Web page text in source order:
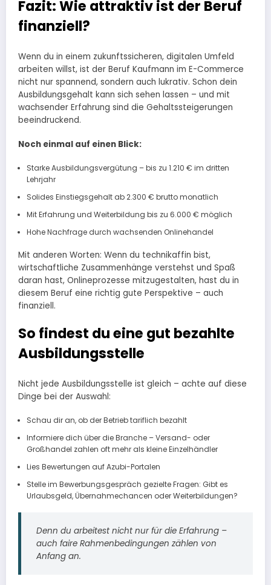
Fazit: Wie attraktiv ist der Beruf
finanziell?
Wenn du in einem zukunftssicheren, digitalen Umfeld
arbeiten willst, ist der Beruf Kaufmann im E-Commerce
nicht nur spannend, sondern auch lukrativ. Schon dein
Ausbildungsgehalt kann sich sehen lassen – und mit
wachsender Erfahrung sind die Gehaltssteigerungen
beeindruckend.
Noch einmal auf einen Blick:
Starke Ausbildungsvergütung – bis zu 1.210 € im dritten
Lehrjahr
Solides Einstiegsgehalt ab 2.300 € brutto monatlich
Mit Erfahrung und Weiterbildung bis zu 6.000 € möglich
Hohe Nachfrage durch wachsenden Onlinehandel
Mit anderen Worten: Wenn du technikaffin bist,
wirtschaftliche Zusammenhänge verstehst und Spaß
daran hast, Onlineprozesse mitzugestalten, hast du in
diesem Beruf eine richtig gute Perspektive – auch
finanziell.
So findest du eine gut bezahlte
Ausbildungsstelle
Nicht jede Ausbildungsstelle ist gleich – achte auf diese
Dinge bei der Auswahl:
Schau dir an, ob der Betrieb tariflich bezahlt
Informiere dich über die Branche – Versand- oder
Großhandel zahlen oft mehr als kleine Einzelhändler
Lies Bewertungen auf Azubi-Portalen
Stelle im Bewerbungsgespräch gezielte Fragen: Gibt es
Urlaubsgeld, Übernahmechancen oder Weiterbildungen?
Denn du arbeitest nicht nur für die Erfahrung –
auch faire Rahmenbedingungen zählen von
Anfang an.